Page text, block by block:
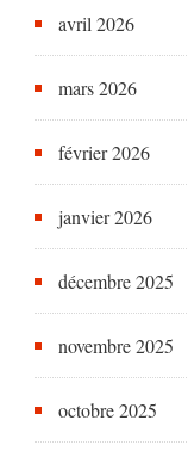
avril 2026
mars 2026
février 2026
janvier 2026
décembre 2025
novembre 2025
octobre 2025